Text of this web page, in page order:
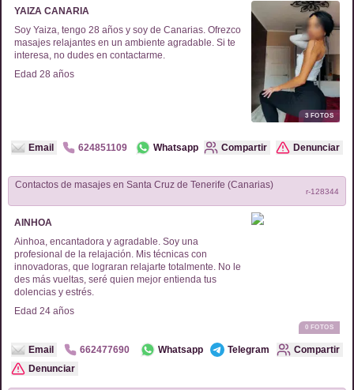
YAIZA CANARIA
Soy Yaiza, tengo 28 años y soy de Canarias. Ofrezco
masajes relajantes en un ambiente agradable. Si te
interesa, no dudes en contactarme.
Edad 28 años
3 FOTOS
Email 624851109 Whatsapp Compartir Denunciar
Contactos de masajes en Santa Cruz de Tenerife (Canarias)
r-128344
AINHOA
Ainhoa, encantadora y agradable. Soy una
profesional de la relajación. Mis técnicas con
innovadoras, que lograran relajarte totalmente. No le
des más vueltas, seré quien mejor entienda tus
dolencias y estrés.
Edad 24 años
0 FOTOS
Email 662477690 Whatsapp Telegram
Compartir
Denunciar